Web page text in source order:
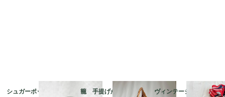
シュガーポット パリ
籠 手提げかご ダブ
ヴィンテージスカー